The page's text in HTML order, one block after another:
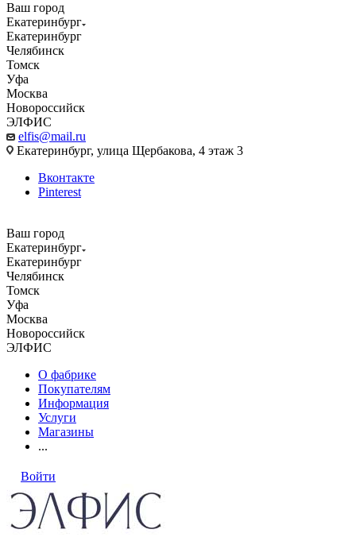
Ваш город
Екатеринбург
Екатеринбург
Челябинск
Томск
Уфа
Москва
Новороссийск
ЭЛФИС
elfis@mail.ru
Екатеринбург, улица Щербакова, 4 этаж 3
Вконтакте
Pinterest
Ваш город
Екатеринбург
Екатеринбург
Челябинск
Томск
Уфа
Москва
Новороссийск
ЭЛФИС
О фабрике
Покупателям
Информация
Услуги
Магазины
...
Войти